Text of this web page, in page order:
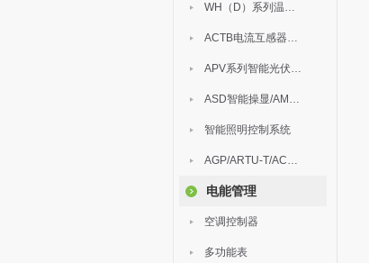
WH（D）系列温湿度控制器
ACTB电流互感器过电压保护器
APV系列智能光伏汇流箱
ASD智能操显/AM中压保护
智能照明控制系统
AGP/ARTU-T/ACM/ADDC
电能管理
空调控制器
多功能表